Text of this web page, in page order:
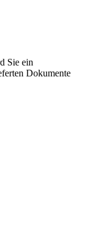
Sie ein
Dokumente